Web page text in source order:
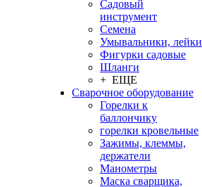
Садовый
инструмент
Семена
Умывальники, лейки
Фигурки садовые
Шланги
+ ЕЩЕ
Сварочное оборудование
Горелки к
баллончику
горелки кровельные
Зажимы, клеммы,
держатели
Манометры
Маска сварщика,